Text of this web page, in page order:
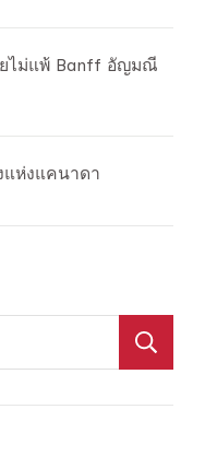
ยไม่แพ้ Banff อัญมณี
แห่งแคนาดา